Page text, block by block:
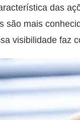
das
são mais
visibilidade faz